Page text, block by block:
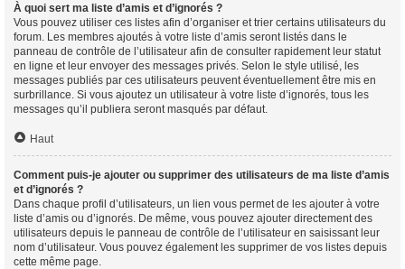
À quoi sert ma liste d’amis et d’ignorés ?
Vous pouvez utiliser ces listes afin d’organiser et trier certains utilisateurs du
forum. Les membres ajoutés à votre liste d’amis seront listés dans le
panneau de contrôle de l’utilisateur afin de consulter rapidement leur statut
en ligne et leur envoyer des messages privés. Selon le style utilisé, les
messages publiés par ces utilisateurs peuvent éventuellement être mis en
surbrillance. Si vous ajoutez un utilisateur à votre liste d’ignorés, tous les
messages qu’il publiera seront masqués par défaut.
Haut
Comment puis-je ajouter ou supprimer des utilisateurs de ma liste d’amis
et d’ignorés ?
Dans chaque profil d’utilisateurs, un lien vous permet de les ajouter à votre
liste d’amis ou d’ignorés. De même, vous pouvez ajouter directement des
utilisateurs depuis le panneau de contrôle de l’utilisateur en saisissant leur
nom d’utilisateur. Vous pouvez également les supprimer de vos listes depuis
cette même page.